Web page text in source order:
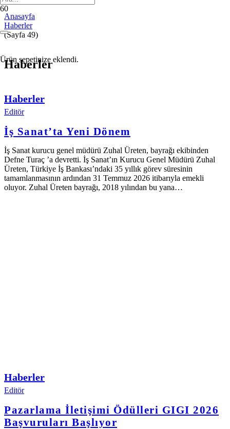
Ürün sepetinize eklendi.
Anasayfa
Haberler
(Sayfa 49)
Haberler
Haberler
Editör
İş Sanat’ta Yeni Dönem
İş Sanat kurucu genel müdürü Zuhal Üreten, bayrağı ekibinden
Defne Turaç ’a devretti. İş Sanat’ın Kurucu Genel Müdürü Zuhal
Üreten, Türkiye İş Bankası’ndaki 35 yıllık görev süresinin
tamamlanmasının ardından 31 Temmuz 2026 itibarıyla emekli
oluyor. Zuhal Üreten bayrağı, 2018 yılından bu yana…
Haberler
Editör
Pazarlama İletişimi Ödülleri GIGI 2026
Başvuruları Başlıyor